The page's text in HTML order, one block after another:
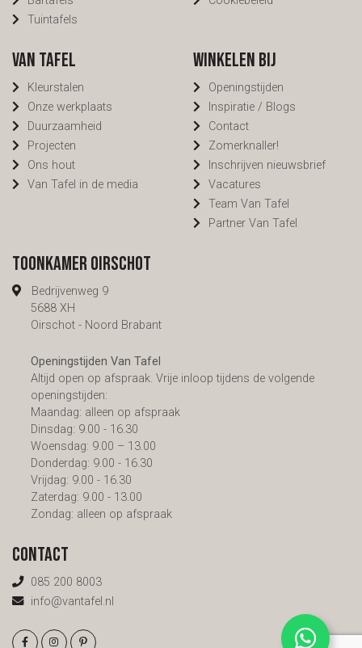
Tuintafels
Van Tafel
Kleurstalen
Onze werkplaats
Duurzaamheid
Projecten
Ons hout
Van Tafel in de media
Winkelen bij
Openingstijden
Inspiratie / Blogs
Contact
Zomerknaller!
Inschrijven nieuwsbrief
Vacatures
Team Van Tafel
Partner Van Tafel
Toonkamer Oirschot
Bedrijvenweg 9
5688 XH
Oirschot - Noord Brabant
Openingstijden Van Tafel
Altijd open op afspraak. Vrije inloop tijdens de volgende
openingstijden:
Maandag: alleen op afspraak
Dinsdag: 9.00 - 16.30
Woensdag: 9.00 – 13.00
Donderdag: 9.00 - 16.30
Vrijdag: 9.00 - 16.30
Zaterdag: 9.00 - 13.00
Zondag: alleen op afspraak
Contact
085 200 8003
info@vantafel.nl